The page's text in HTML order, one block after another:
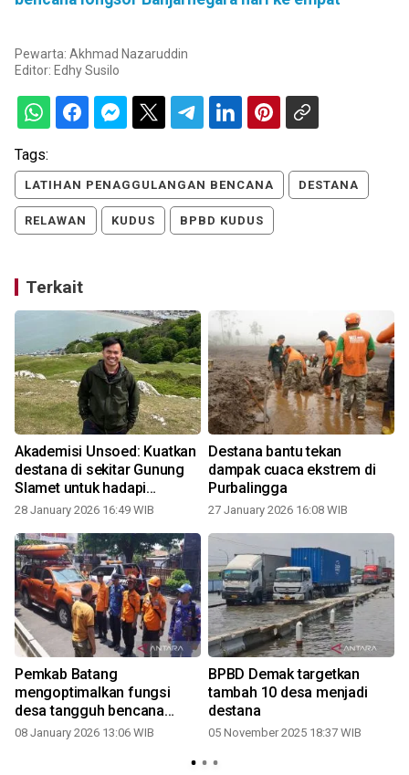
Pewarta: Akhmad Nazaruddin
Editor: Edhy Susilo
Tags:
LATIHAN PENAGGULANGAN BENCANA DESTANA
RELAWAN KUDUS BPBD KUDUS
Terkait
Akademisi Unsoed: Kuatkan
destana di sekitar Gunung
Slamet untuk hadapi
ancaman bencana
28 January 2026 16:49 WIB
Destana bantu tekan
dampak cuaca ekstrem di
Purbalingga
27 January 2026 16:08 WIB
Pemkab Batang
mengoptimalkan fungsi
desa tangguh bencana
cegah bencana
08 January 2026 13:06 WIB
BPBD Demak targetkan
tambah 10 desa menjadi
destana
05 November 2025 18:37 WIB